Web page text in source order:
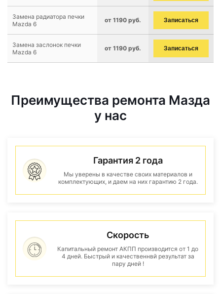
Замена радиатора печки
Mazda 6
от 1190 руб. Записаться
Замена заслонок печки
Mazda 6
от 1190 руб. Записаться
Преимущества ремонта Мазда
у нас
Гарантия 2 года
Мы уверены в качестве своих материалов и
комплектующих, и даем на них гарантию 2 года.
Скорость
Капитальный ремонт АКПП производится от 1 до
4 дней. Быстрый и качественнвй результат за
пару дней !